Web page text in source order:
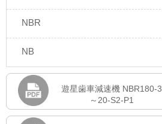
NBR
NB
遊星歯車減速機 NBR180-3
～20-S2-P1